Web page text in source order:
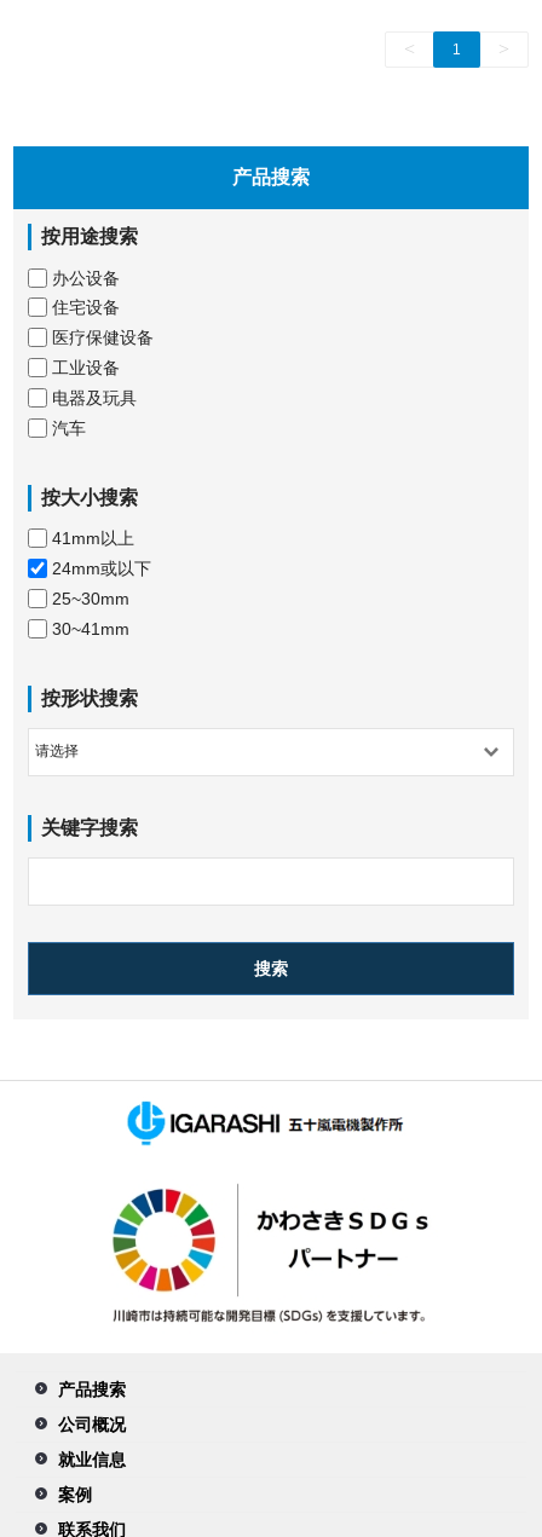
< 1 >
产品搜索
按用途搜索
办公设备
住宅设备
医疗保健设备
工业设备
电器及玩具
汽车
按大小搜索
41mm以上
24mm或以下
25~30mm
30~41mm
按形状搜索
关键字搜索
产品搜索
公司概况
就业信息
案例
联系我们